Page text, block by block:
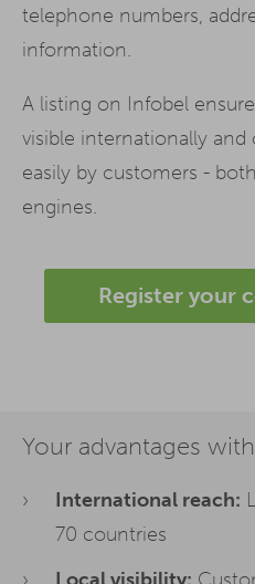
telephone numbers,
information.
A listing on Infobel
visible internationally
easily by customers -
engines.
Register your
Your advantages
International reach:
70 countries